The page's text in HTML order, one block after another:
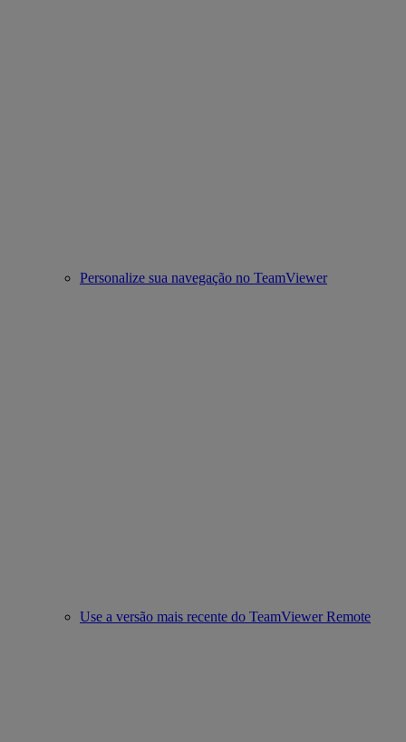
Personalize sua navegação no TeamViewer
Use a versão mais recente do TeamViewer Remote